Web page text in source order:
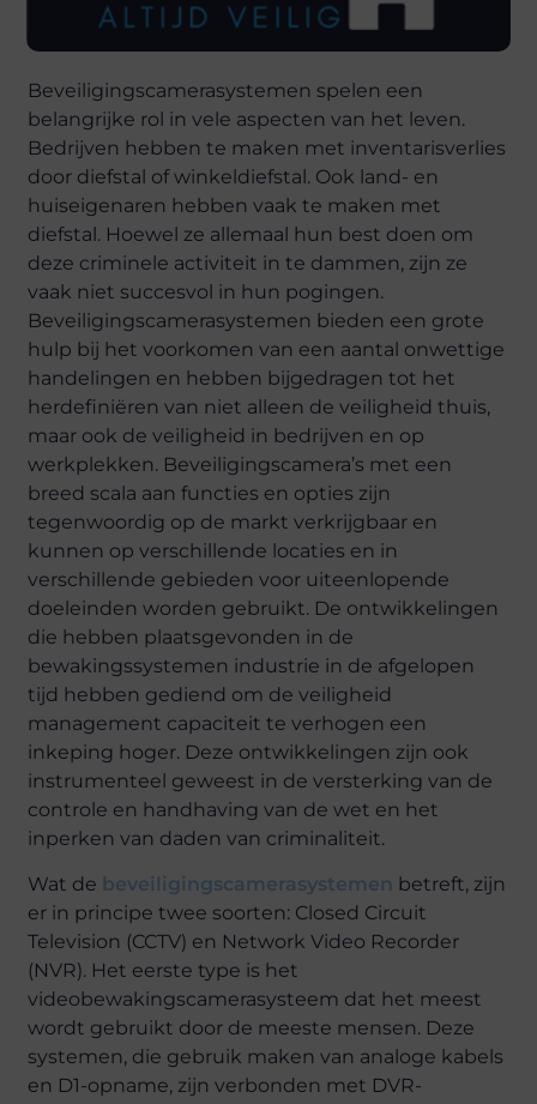
Beveiligingscamerasystemen spelen een
belangrijke rol in vele aspecten van het leven.
Bedrijven hebben te maken met inventarisverlies
door diefstal of winkeldiefstal. Ook land- en
huiseigenaren hebben vaak te maken met
diefstal. Hoewel ze allemaal hun best doen om
deze criminele activiteit in te dammen, zijn ze
vaak niet succesvol in hun pogingen.
Beveiligingscamerasystemen bieden een grote
hulp bij het voorkomen van een aantal onwettige
handelingen en hebben bijgedragen tot het
herdefiniëren van niet alleen de veiligheid thuis,
maar ook de veiligheid in bedrijven en op
werkplekken. Beveiligingscamera’s met een
breed scala aan functies en opties zijn
tegenwoordig op de markt verkrijgbaar en
kunnen op verschillende locaties en in
verschillende gebieden voor uiteenlopende
doeleinden worden gebruikt. De ontwikkelingen
die hebben plaatsgevonden in de
bewakingssystemen industrie in de afgelopen
tijd hebben gediend om de veiligheid
management capaciteit te verhogen een
inkeping hoger. Deze ontwikkelingen zijn ook
instrumenteel geweest in de versterking van de
controle en handhaving van de wet en het
inperken van daden van criminaliteit.
Wat de beveiligingscamerasystemen betreft, zijn
er in principe twee soorten: Closed Circuit
Television (CCTV) en Network Video Recorder
(NVR). Het eerste type is het
videobewakingscamerasysteem dat het meest
wordt gebruikt door de meeste mensen. Deze
systemen, die gebruik maken van analoge kabels
en D1-opname, zijn verbonden met DVR-